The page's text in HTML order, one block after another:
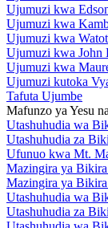
Ujumuzi kwa
Ujumuzi kwa
Ujumuzi kwa
Ujumuzi kwa John
Ujumuzi kwa
Ujumuzi kutoka
Tafuta Ujumbe
Mafunzo ya Yesu
Utashuhudia wa
Utashuhudia za
Ufunuo kwa Mt.
Mazingira ya
Mazingira ya
Utashuhudia wa
Utashuhudia za